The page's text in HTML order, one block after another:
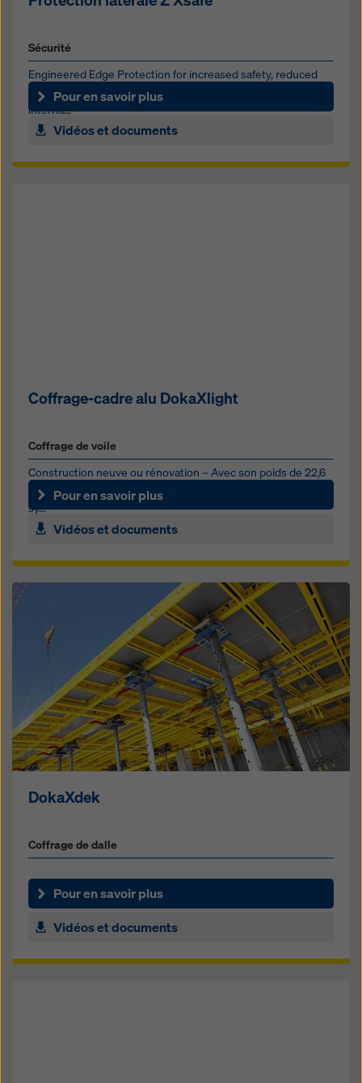
Sécurité
Engineered Edge Protection for increased safety, reduced
labor and simplified site logistics at perimeter edges,
interna...
Pour en savoir plus
Vidéos et documents
Coffrage-cadre alu DokaXlight
Coffrage de voile
Construction neuve ou rénovation – Avec son poids de 22,6
kg par élément principal (0,75 x 1,50 m), DokaXlight est un
sy...
Pour en savoir plus
Vidéos et documents
DokaXdek
Coffrage de dalle
Pour en savoir plus
Vidéos et documents